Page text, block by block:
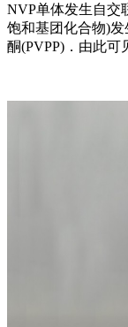
NVP单体发生自交
饱和基团化合物)
酮(PVPP)．由此可